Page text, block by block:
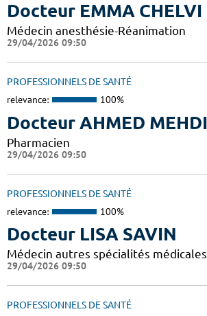
Docteur EMMA CHELVI
Médecin anesthésie-Réanimation
29/04/2026 09:50
PROFESSIONNELS DE SANTÉ
relevance: 100%
Docteur AHMED
Pharmacien
29/04/2026 09:50
PROFESSIONNELS DE SANTÉ
relevance: 100%
Docteur LISA SAVIN
Médecin autres spécialités médicales
29/04/2026 09:50
PROFESSIONNELS DE SANTÉ